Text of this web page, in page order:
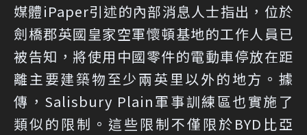
媒體iPaper引述的內部消息人士指出，位於
劍橋郡英國皇家空軍懷頓基地的工作人員已
被告知，將使用中國零件的電動車停放在距
離主要建築物至少兩英里以外的地方。據
傳，Salisbury Plain軍事訓練區也實施了
類似的限制。這些限制不僅限於BYD比亞